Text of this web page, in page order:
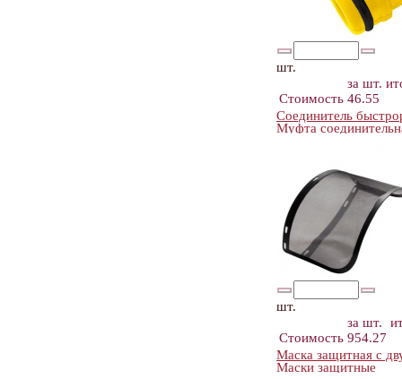
шт.
за шт.
Стоимость 46.55
Соединитель
Муфта
шт.
за шт.
Стоимость 954.27
Маска защитная с
Маски защитные